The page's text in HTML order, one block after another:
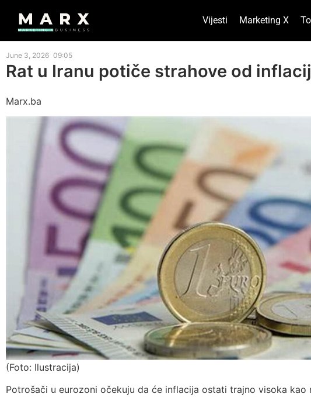
Vijesti Marketing X
June 3, 2026 09:05
Rat u Iranu potiče strahove od
Marx.ba
(Foto: Ilustracija)
Potrošači u eurozoni očekuju da će inflacija ostati trajno visoka